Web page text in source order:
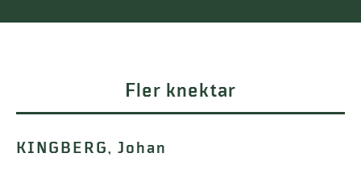
Fler knektar
KINGBERG, Johan